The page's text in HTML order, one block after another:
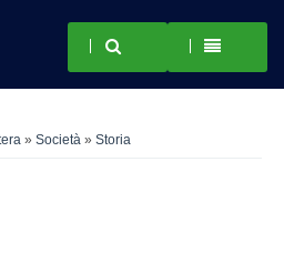
» Società » Storia